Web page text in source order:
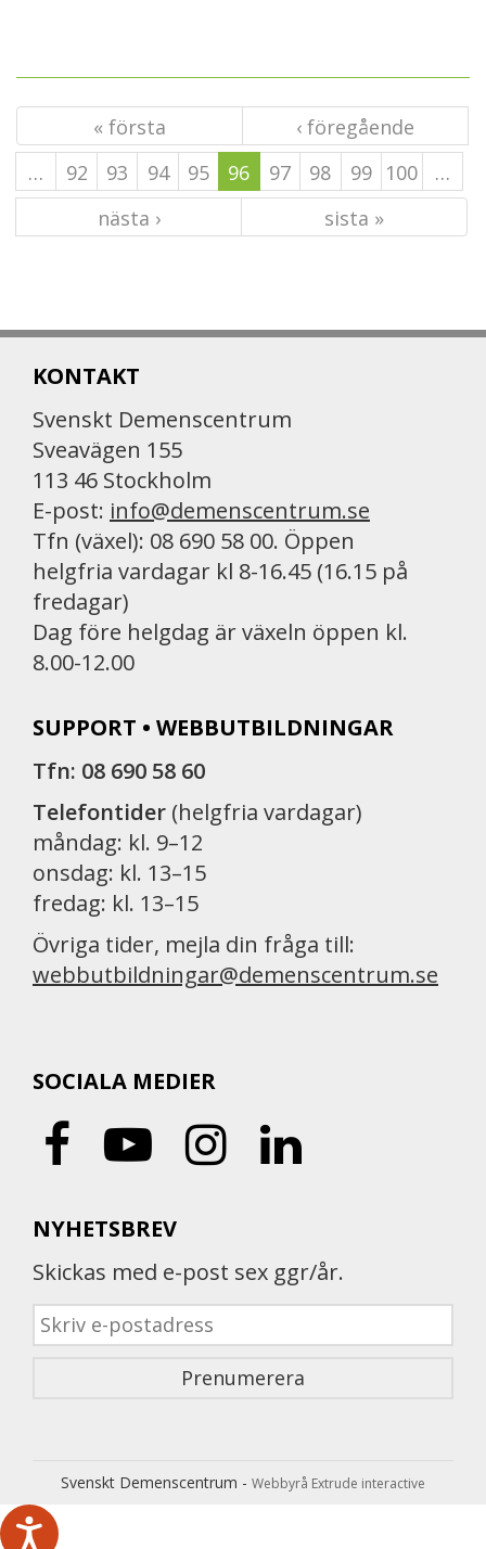
« första
‹ föregående
…
92 93 94 95 96 97 98 99 100
…
nästa ›
sista »
KONTAKT
Svenskt Demenscentrum
Sveavägen 155
113 46 Stockholm
E-post: info@demenscentrum.se
Tfn (växel): 08 690 58 00. Öppen
helgfria vardagar kl 8-16.45 (16.15 på
fredagar)
Dag före helgdag är växeln öppen kl.
8.00-12.00
SUPPORT • WEBBUTBILDNINGAR
Tfn: 08 690 58 60
Telefontider (helgfria vardagar)
måndag: kl. 9–12
onsdag: kl. 13–15
fredag: kl. 13–15
Övriga tider, mejla din fråga till:
webbutbildningar@demenscentrum.se
SOCIALA MEDIER
NYHETSBREV
Skickas med e-post sex ggr/år.
Svenskt Demenscentrum - Webbyrå Extrude interactive